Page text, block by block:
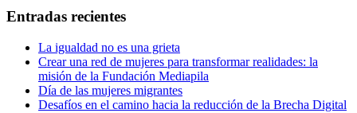
Entradas recientes
La igualdad no es una grieta
Crear una red de mujeres para transformar realidades: la
misión de la Fundación Mediapila
Día de las mujeres migrantes
Desafíos en el camino hacia la reducción de la Brecha Digital